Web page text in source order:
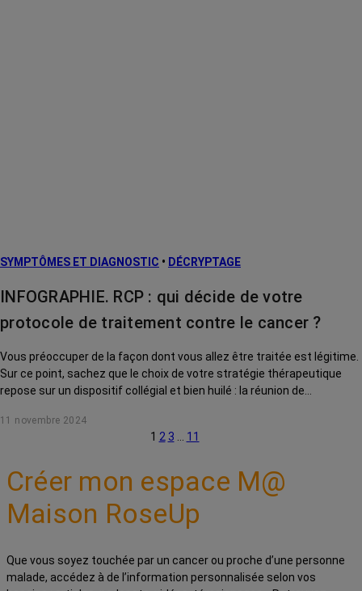
SYMPTÔMES ET DIAGNOSTIC • DÉCRYPTAGE
INFOGRAPHIE. RCP : qui décide de votre
protocole de traitement contre le cancer ?
Vous préoccuper de la façon dont vous allez être traitée est légitime.
Sur ce point, sachez que le choix de votre stratégie thérapeutique
repose sur un dispositif collégial et bien huilé : la réunion de
11 novembre 2024
1 2 3 11
Créer mon espace M@
Maison RoseUp
Que vous soyez touchée par un cancer ou proche d’une personne
malade, accédez à de l’information personnalisée selon vos